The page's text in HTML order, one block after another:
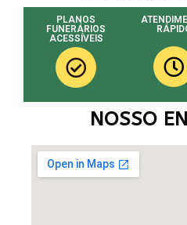
PLANOS
FUNERÁRIOS
ACESSÍVEIS
NOSSO